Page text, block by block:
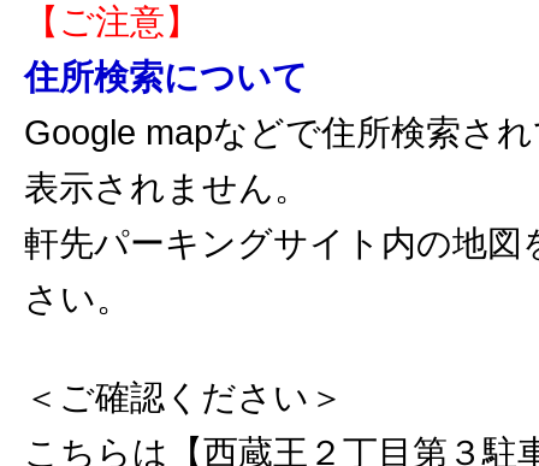
【ご注意】
住所検索について
Google mapなどで住所検索さ
表示されません。
軒先パーキングサイト内の地図
さい。
＜ご確認ください＞
こちらは【西蔵王２丁目第３駐